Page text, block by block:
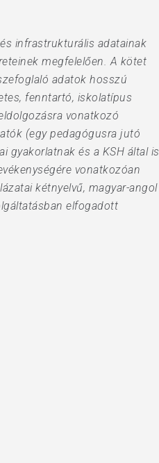
infrastrukturális adatainak
megfelelően. A kötet
adatok hosszú
fenntartó, iskolatípus
vonatkozó
(egy pedagógusra jutó
gyakorlatnak és a KSH által is
vonatkozóan
kétnyelvű, magyar-angol
elfogadott